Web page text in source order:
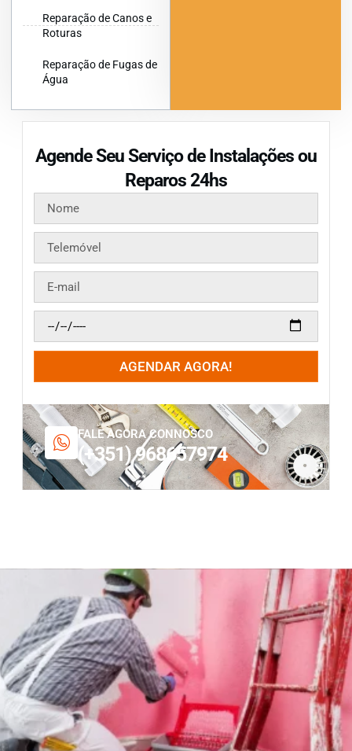
Reparação de Canos e
Roturas
Reparação de Fugas de
Água
Agende Seu Serviço de Instalações ou
Reparos 24hs
AGENDAR AGORA!
FALE AGORA CONNOSCO
(+351) 968657974